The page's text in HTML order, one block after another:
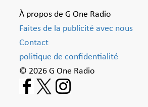
À propos de G One Radio
Faites de la publicité avec nous
Contact
politique de confidentialité
© 2026 G One Radio